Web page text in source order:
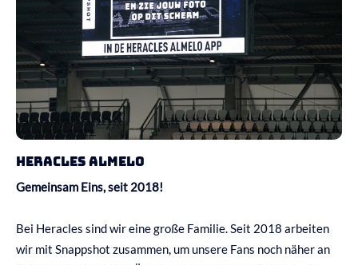
Heracles Almelo
Gemeinsam Eins, seit 2018!
Bei Heracles sind wir eine große Familie. Seit 2018 arbeiten
wir mit Snappshot zusammen, um unsere Fans noch näher an